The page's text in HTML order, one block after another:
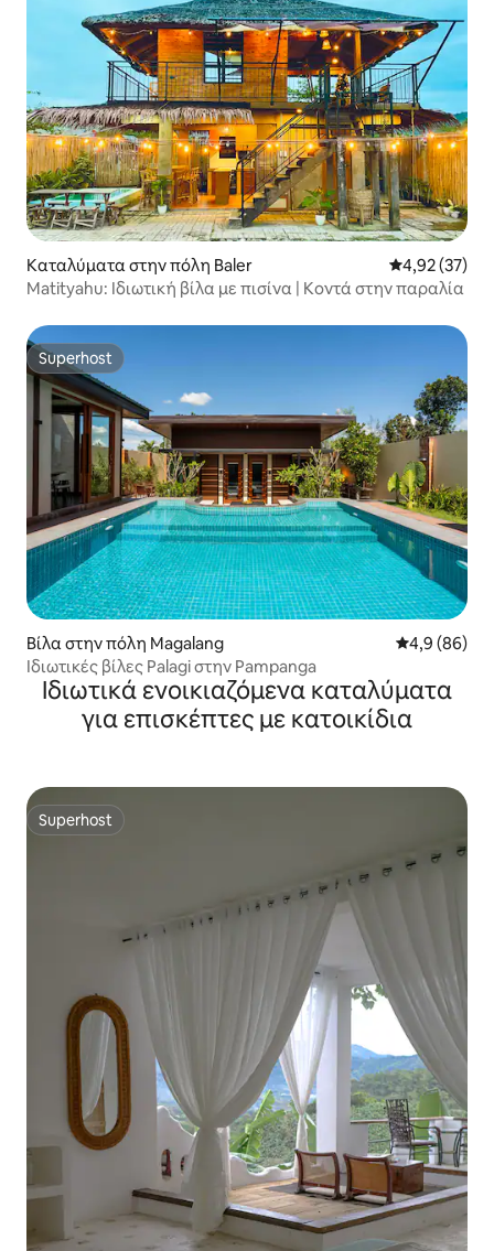
Καταλύματα στην πόλη Baler Μέση
4,92 (37)
Matityahu: Ιδιωτική βίλα με πισίνα | Κοντά στην παραλία
Superhost
Superhost
Βίλα στην πόλη Magalang Μέση
4,9 (86)
Ιδιωτικές βίλες Palagi στην Pampanga
Ιδιωτικά ενοικιαζόμενα καταλύματα
για επισκέπτες με κατοικίδια
Superhost
Superhost